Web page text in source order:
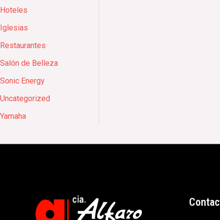
Hoteles
Iglesias
Restaurantes
Salón de Belleza
Sonic Energy
Uncategorized
Yamaha